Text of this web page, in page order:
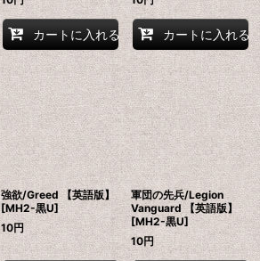
カートに入れる カートに入れる
強欲/Greed 【英語版】
[MH2-黒U]
10円
軍団の先兵/Legion
Vanguard 【英語版】
[MH2-黒U]
10円